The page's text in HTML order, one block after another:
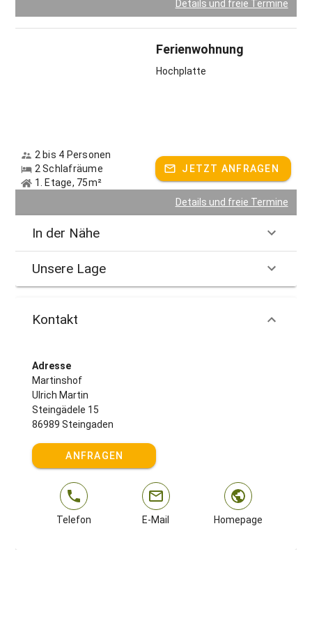
Details und freie Termine
Ferienwohnung
Hochplatte
2 bis 4 Personen
2 Schlafräume
1. Etage, 75m²
JETZT ANFRAGEN
Details und freie Termine
In der Nähe
Unsere Lage
Kontakt
Adresse
Martinshof
Ulrich Martin
Steingädele 15
86989 Steingaden
ANFRAGEN
Telefon E-Mail Homepage